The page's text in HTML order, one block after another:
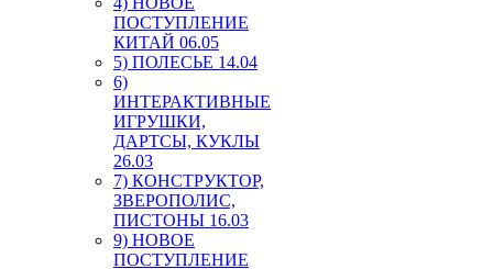
ПОСТУПЛЕНИЕ
КИТАЙ 06.05
5) ПОЛЕСЬЕ 14.04
6)
ИНТЕРАКТИВНЫЕ
ИГРУШКИ,
ДАРТСЫ, КУКЛЫ
26.03
7) КОНСТРУКТОР,
ЗВЕРОПОЛИС,
ПИСТОНЫ 16.03
9) НОВОЕ
ПОСТУПЛЕНИЕ